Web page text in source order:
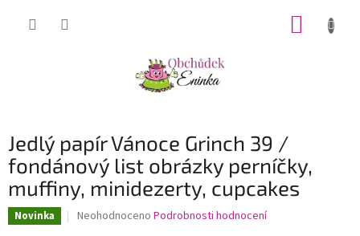
Jedlý papír Vánoce Grinch 39 /
fondánový list obrázky perníčky,
muffiny, minidezerty, cupcakes
Novinka
Průměrné
Neohodnoceno Podrobnosti hodnocení